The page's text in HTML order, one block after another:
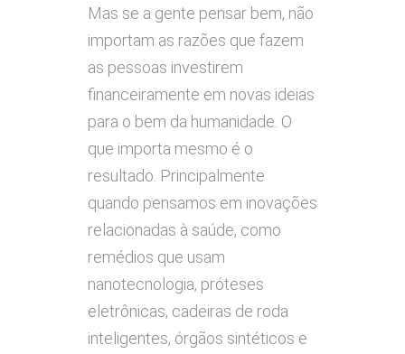
Mas se a gente pensar bem, não
importam as razões que fazem
as pessoas investirem
financeiramente em novas ideias
para o bem da humanidade. O
que importa mesmo é o
resultado. Principalmente
quando pensamos em inovações
relacionadas à saúde, como
remédios que usam
nanotecnologia, próteses
eletrônicas, cadeiras de roda
inteligentes, órgãos sintéticos e